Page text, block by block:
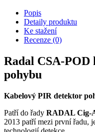
Popis
Detaily produktu
Ke stažení
Recenze (0)
Radal CSA-
pohybu
Kabelový PIR detektor
Patří do řady RADAL Cig-
2013 patří mezi první řadu,